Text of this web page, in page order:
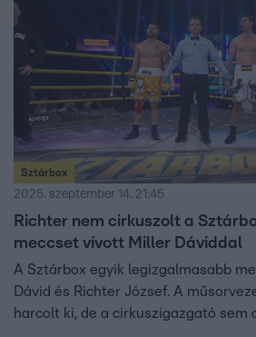
Sztárbox
2025. szeptember 14. 21:45
Richter nem cirkuszolt a
meccset vívott Miller Dáviddal
A Sztárbox egyik legizgalmasabb
Dávid és Richter József. A
harcolt ki, de a cirkuszigazgató sem